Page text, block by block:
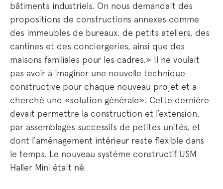
bâtiments industriels. On nous demandait des
propositions de constructions annexes comme
des immeubles de bureaux, de petits ateliers, des
cantines et des conciergeries, ainsi que des
maisons familiales pour les cadres.» Il ne voulait
pas avoir à imaginer une nouvelle technique
constructive pour chaque nouveau projet et a
cherché une «solution générale». Cette dernière
devait permettre la construction et l’extension,
par assemblages successifs de petites unités, et
dont l’aménagement intérieur reste flexible dans
le temps. Le nouveau système constructif USM
Haller Mini était né.